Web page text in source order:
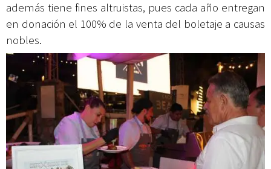
además tiene fines altruistas, pues cada año entregan
en donación el 100% de la venta del boletaje a causas
nobles.